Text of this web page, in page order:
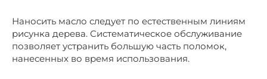
Наносить масло следует по естественным линиям
рисунка дерева. Систематическое обслуживание
позволяет устранить большую часть поломок,
нанесенных во время использования.